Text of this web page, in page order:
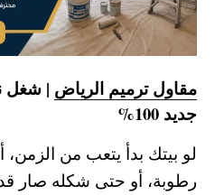
مقاول ترميم الرياض | شغل
جديد 100%
لو بيتك بدأ يتعب من
رطوبة، أو حتى شكله صار